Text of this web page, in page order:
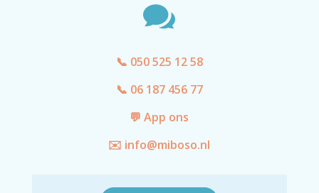

📞 050 525 12 58
📞 06 187 456 77
💬 App ons
✉️ info@miboso.nl